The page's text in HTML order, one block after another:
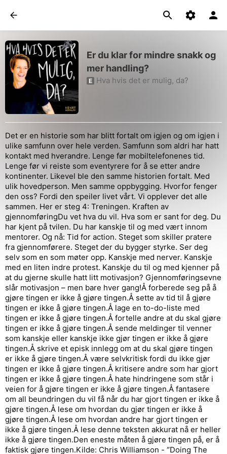
Er du klar for mindre snakk og
mer handling?
E Hva hvis det er mulig, da?
Det er en historie som har blitt fortalt om igjen og om igjen i
ulike samfunn over hele verden. Samfunn som aldri har hatt
kontakt med hverandre. Lenge før mobiltelefonenes tid.
Lenge før vi reiste som eventyrere for å se etter andre
kontinenter. Likevel ble den samme historien fortalt. Med
ulik hovedperson. Men samme oppbygging. Hvorfor fenger
den oss? Fordi den speiler livet vårt. Vi opplever det alle
sammen. Her er steg 4: Treningen. Kraften av
gjennomføringDu vet hva du vil. Hva som er sant for deg. Du
har kjent på tvilen. Du har kanskje til og med vært innom
mentorer. Og nå: Tid for action. Steget som skiller pratere
fra gjennomførere. Steget der du bygger styrke. Ser deg
selv som en som møter opp. Kanskje med nerver. Kanskje
med en liten indre protest. Kanskje du til og med kjenner på
at du gjerne skulle hatt litt motivasjon? Gjennomføringsevne
slår motivasjon – men bare hver gang!Å forberede seg på å
gjøre tingen er ikke å gjøre tingen.Å sette av tid til å gjøre
tingen er ikke å gjøre tingen.Å lage en to-do-liste med
tingen er ikke å gjøre tingen.Å fortelle andre at du skal gjøre
tingen er ikke å gjøre tingen.Å sende meldinger til venner
som kanskje eller kanskje ikke gjør tingen er ikke å gjøre
tingen.Å skrive et episk innlegg om at du skal gjøre tingen
er ikke å gjøre tingen.Å være selvkritisk fordi du ikke gjør
tingen er ikke å gjøre tingen.Å kritisere andre som har gjort
tingen er ikke å gjøre tingen.Å hate hindringene som står i
veien for å gjøre tingen er ikke å gjøre tingen.Å fantasere
om all beundringen du vil få når du har gjort tingen er ikke å
gjøre tingen.Å lese om hvordan du gjør tingen er ikke å
gjøre tingen.Å lese om hvordan andre har gjort tingen er
ikke å gjøre tingen.Å lese denne teksten akkurat nå er heller
ikke å gjøre tingen.Den eneste måten å gjøre tingen på, er å
faktisk gjøre tingen.Kilde: Chris Williamson - “Doing The